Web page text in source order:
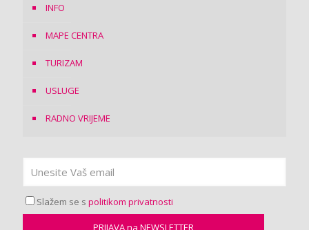
INFO
MAPE CENTRA
TURIZAM
USLUGE
RADNO VRIJEME
Slažem se s politikom privatnosti